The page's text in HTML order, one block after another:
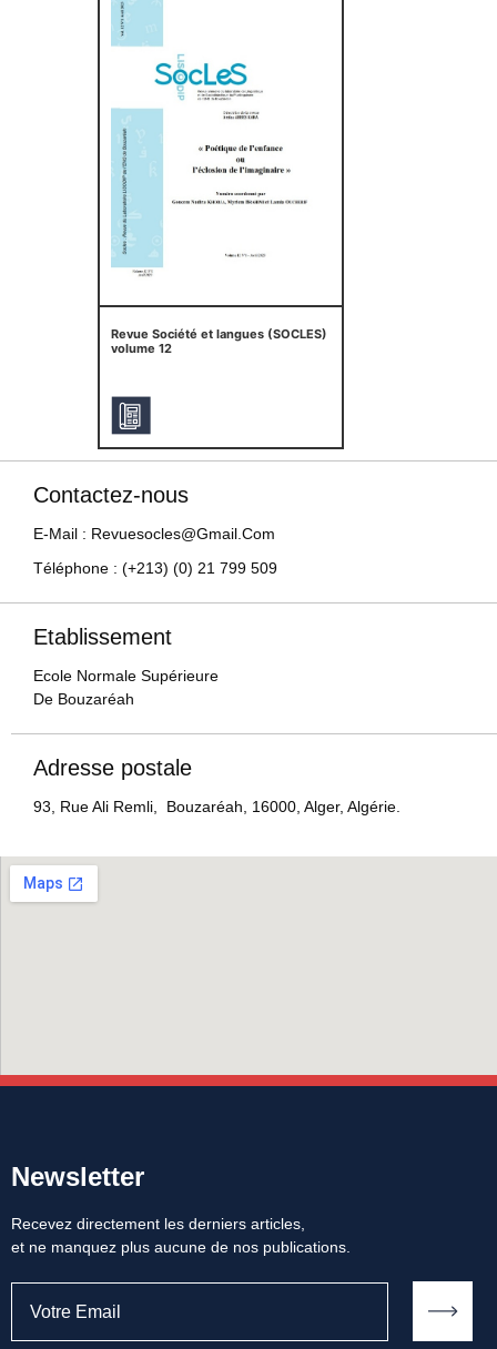
Revue Société et langues (SOCLES)
volume 12
Contactez-nous
E-Mail : Revuesocles@gmail.com
Téléphone : (+213) (0) 21 799 509
Etablissement
Ecole Normale Supérieure
De Bouzaréah
Adresse postale
93, Rue Ali Remli, Bouzaréah, 16000, Alger, Algérie.
Newsletter
Recevez directement les derniers articles,
et ne manquez plus aucune de nos publications.